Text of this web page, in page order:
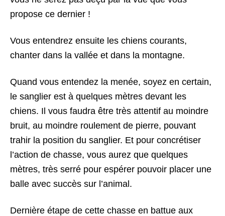
propose ce dernier !
Vous entendrez ensuite les chiens courants,
chanter dans la vallée et dans la montagne.
Quand vous entendez la menée, soyez en certain,
le sanglier est à quelques mètres devant les
chiens. Il vous faudra être très attentif au moindre
bruit, au moindre roulement de pierre, pouvant
trahir la position du sanglier. Et pour concrétiser
l’action de chasse, vous aurez que quelques
mètres, très serré pour espérer pouvoir placer une
balle avec succès sur l’animal.
Dernière étape de cette chasse en battue aux